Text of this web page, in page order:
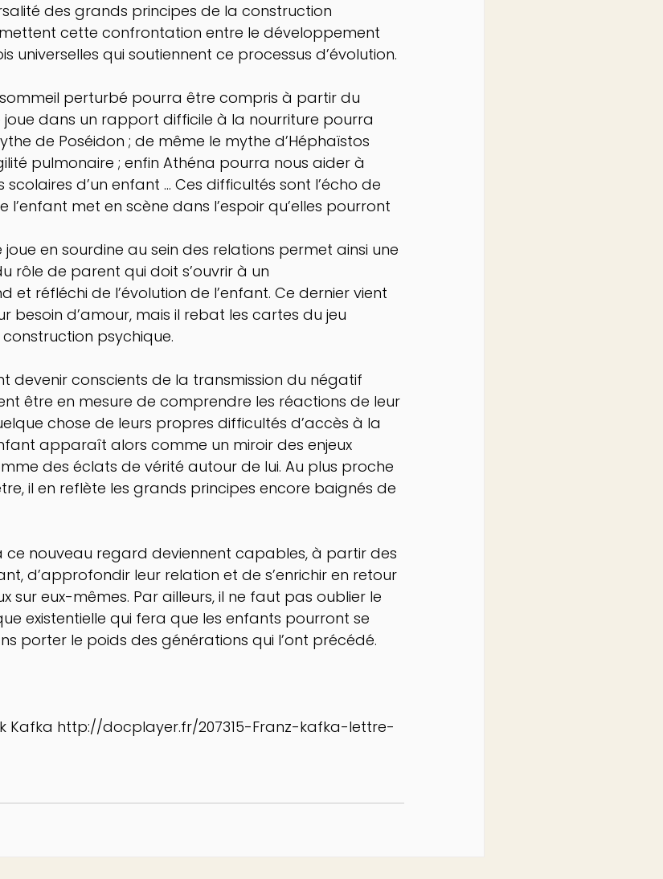
des grands principes de la construction
cette confrontation entre le développement
universelles qui soutiennent ce processus d’évolution.
sommeil perturbé pourra être compris à partir du
joue dans un rapport difficile à la nourriture pourra
de Poséidon ; de même le mythe d’Héphaïstos
pulmonaire ; enfin Athéna pourra nous aider à
d’un enfant … Ces difficultés sont l’écho de
l’enfant met en scène dans l’espoir qu’elles pourront
en sourdine au sein des relations permet ainsi une
rôle de parent qui doit s’ouvrir à un
réfléchi de l’évolution de l’enfant. Ce dernier vient
besoin d’amour, mais il rebat les cartes du jeu
psychique.
devenir conscients de la transmission du négatif
être en mesure de comprendre les réactions de leur
chose de leurs propres difficultés d’accès à la
apparaît alors comme un miroir des enjeux
des éclats de vérité autour de lui. Au plus proche
il en reflète les grands principes encore baignés de
ce nouveau regard deviennent capables, à partir des
d’approfondir leur relation et de s’enrichir en retour
sur eux-mêmes. Par ailleurs, il ne faut pas oublier le
existentielle qui fera que les enfants pourront se
porter le poids des générations qui l’ont précédé.
Kafka http://docplayer.fr/207315-Franz-kafka-lettre-